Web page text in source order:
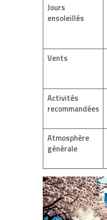
Jours
ensoleillés
Vents
Activités
recommandées
Atmosphère
générale